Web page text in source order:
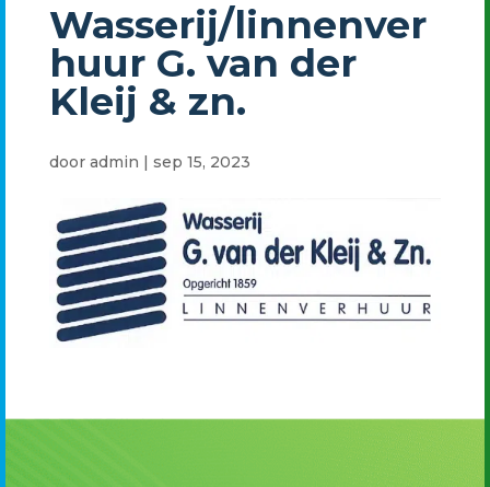
Wasserij/linnenver
huur G. van der
Kleij & zn.
door admin | sep 15, 2023